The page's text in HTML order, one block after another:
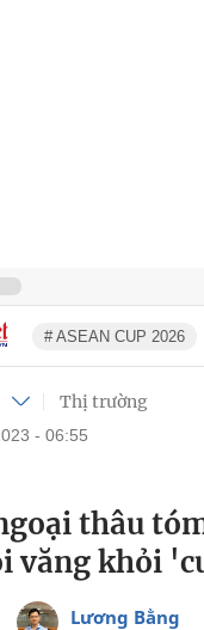
# ASEAN CUP 2026
Thị trường
- 06:55
thâu
văng khỏi
Lương Bằng